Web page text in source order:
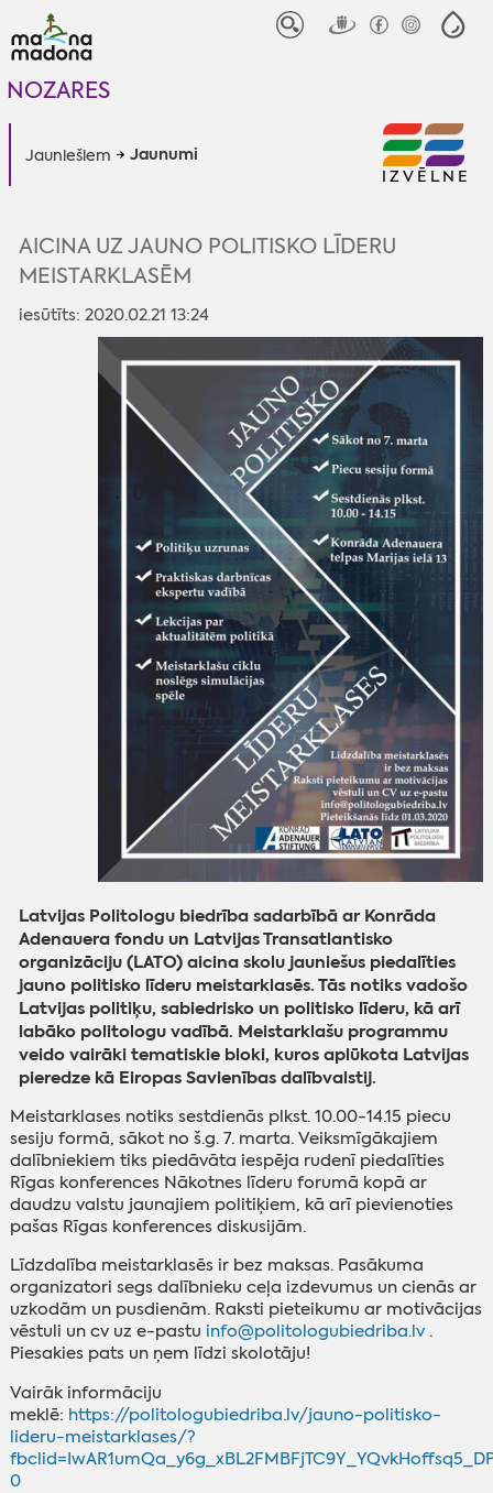
NOZARES
Jauniešiem Jaunumi
IZVĒLNE
AICINA UZ JAUNO POLITISKO LĪDERU
MEISTARKLASĒM
iesūtīts: 2020.02.21 13:24
Latvijas Politologu biedrība sadarbībā ar Konrāda
Adenauera fondu un Latvijas Transatlantisko
organizāciju (LATO) aicina skolu jauniešus piedalīties
jauno politisko līderu meistarklasēs. Tās notiks vadošo
Latvijas politiķu, sabiedrisko un politisko līderu, kā arī
labāko politologu vadībā. Meistarklašu programmu
veido vairāki tematiskie bloki, kuros aplūkota Latvijas
pieredze kā Eiropas Savienības dalībvalstij.
Meistarklases notiks sestdienās plkst. 10.00-14.15 piecu
sesiju formā, sākot no š.g. 7. marta. Veiksmīgākajiem
dalībniekiem tiks piedāvāta iespēja rudenī piedalīties
Rīgas konferences Nākotnes līderu forumā kopā ar
daudzu valstu jaunajiem politiķiem, kā arī pievienoties
pašas Rīgas konferences diskusijām.
Līdzdalība meistarklasēs ir bez maksas. Pasākuma
organizatori segs dalībnieku ceļa izdevumus un cienās ar
uzkodām un pusdienām. Raksti pieteikumu ar motivācijas
vēstuli un cv uz e-pastu info@politologubiedriba.lv.
Piesakies pats un ņem līdzi skolotāju!
Vairāk informāciju
meklē: https://politologubiedriba.lv/jauno-politisko-
lideru-meistarklases/?
0